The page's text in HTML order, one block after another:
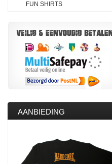
FUN SHIRTS
AANBIEDING